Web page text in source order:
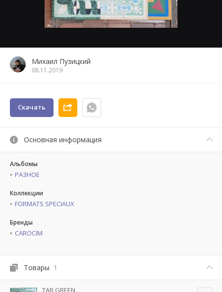
Михаил Пузицкий
08.11.2019
Скачать
Основная информация
Альбомы
РАЗНОЕ
Коллекции
FORMATS SPECIAUX
Бренды
CAROCIM
Товары 1
TAB GREEN